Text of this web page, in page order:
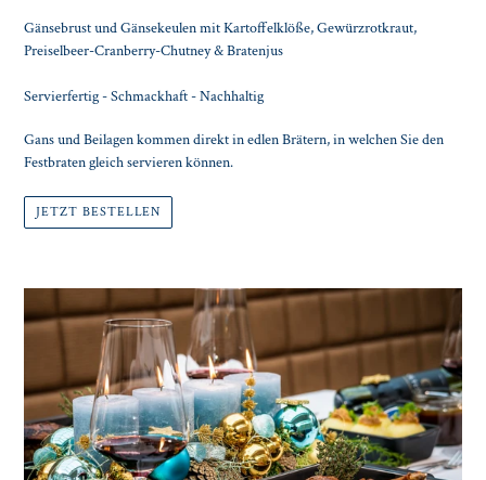
Gänsebrust und Gänsekeulen mit Kartoffelklöße, Gewürzrotkraut,
Preiselbeer-Cranberry-Chutney & Bratenjus
Servierfertig - Schmackhaft - Nachhaltig
Gans und Beilagen kommen direkt in edlen Brätern, in welchen Sie den
Festbraten gleich servieren können.
JETZT BESTELLEN